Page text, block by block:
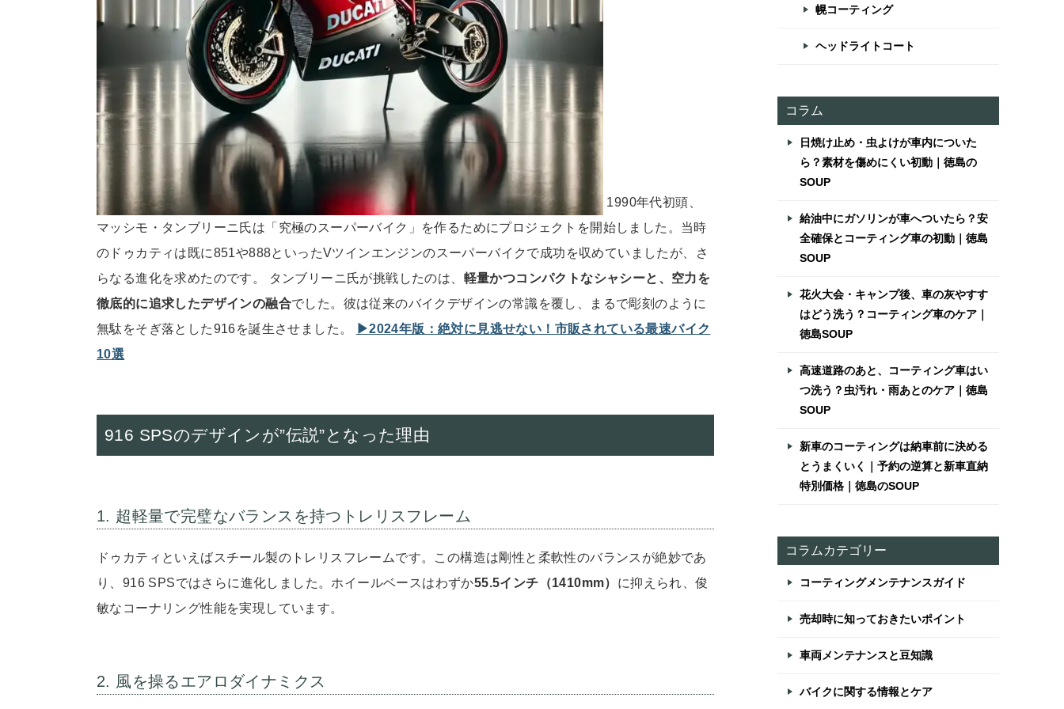
1990年代初頭、
マッシモ・タンブリーニ氏は「究極のスーパーバイク」を作るためにプロジェクトを開始しました。当時
のドゥカティは既に851や888といったVツインエンジンのスーパーバイクで成功を収めていましたが、さ
らなる進化を求めたのです。 タンブリーニ氏が挑戦したのは、 軽量かつコンパクトなシャシーと、空力を
徹底的に追求したデザインの融合でした。彼は従来のバイクデザインの常識を覆し、まるで彫刻のように
無駄をそぎ落とした916を誕生させました。
▶︎2024年版：絶対に見逃せない！市販されている最速バイク
10選
916 SPSのデザインが”伝説”となった理由
1. 超軽量で完璧なバランスを持つトレリスフレーム
ドゥカティといえばスチール製のトレリスフレームです。この構造は剛性と柔軟性のバランスが絶妙であ
り、916 SPSではさらに進化しました。ホイールベースはわずか55.5インチ（1410mm） に抑えられ、俊
敏なコーナリング性能を実現しています。
2. 風を操るエアロダイナミクス
幌コーティング
ヘッドライトコート
コラム
日焼け止め・虫よけが車内についた
ら？素材を傷めにくい初動｜徳島の
SOUP
給油中にガソリンが車へついたら？安
全確保とコーティング車の初動｜徳島
SOUP
花火大会・キャンプ後、車の灰やすす
はどう洗う？コーティング車のケア｜
徳島SOUP
高速道路のあと、コーティング車はい
つ洗う？虫汚れ・雨あとのケア｜徳島
SOUP
新車のコーティングは納車前に決める
とうまくいく｜予約の逆算と新車直納
特別価格｜徳島のSOUP
コラムカテゴリー
コーティングメンテナンスガイド
売却時に知っておきたいポイント
車両メンテナンスと豆知識
バイクに関する情報とケア